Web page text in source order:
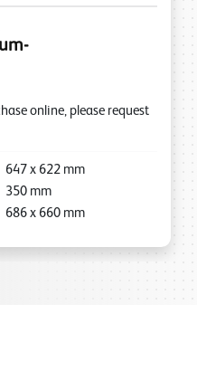
online, please request
647 x 622 mm
350 mm
686 x 660 mm